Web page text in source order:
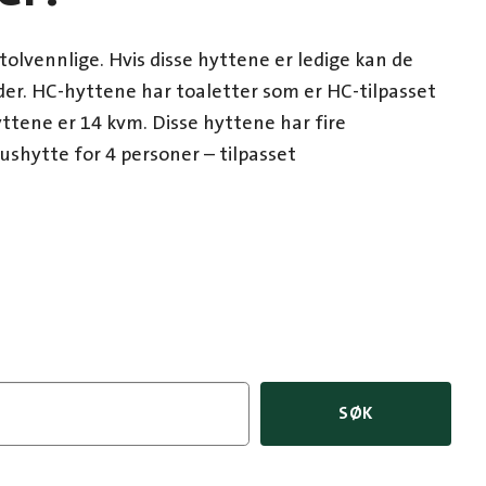
Hvis disse hyttene er ledige kan de
HC-hyttene har toaletter som er HC-tilpasset
er 14 kvm. Disse hyttene har fire
for 4 personer – tilpasset
SØK